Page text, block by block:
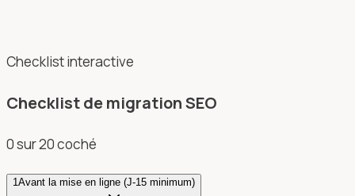
Checklist interactive
Checklist de migration SEO
0sur20coché
1Avant la mise en ligne (J-15 minimum)